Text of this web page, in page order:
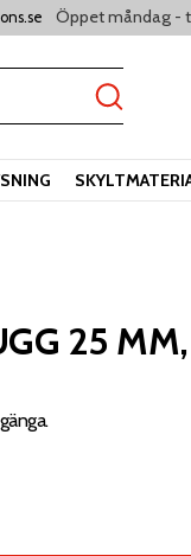
Öppet måndag -
25